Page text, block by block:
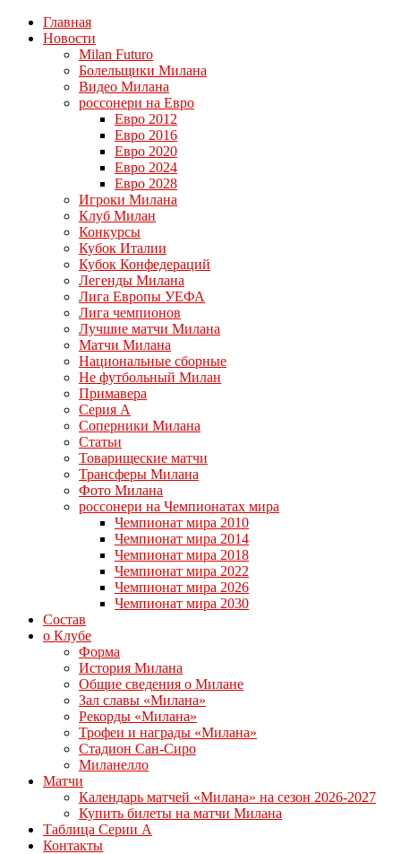
Главная
Новости
Milan Futuro
Болельщики Милана
Видео Милана
россонери на Евро
Евро 2012
Евро 2016
Евро 2020
Евро 2024
Евро 2028
Игроки Милана
Клуб Милан
Конкурсы
Кубок Италии
Кубок Конфедераций
Легенды Милана
Лига Европы УЕФА
Лига чемпионов
Лучшие матчи Милана
Матчи Милана
Национальные сборные
Не футбольный Милан
Примавера
Серия А
Соперники Милана
Статьи
Товарищеские матчи
Трансферы Милана
Фото Милана
россонери на Чемпионатах мира
Чемпионат мира 2010
Чемпионат мира 2014
Чемпионат мира 2018
Чемпионат мира 2022
Чемпионат мира 2026
Чемпионат мира 2030
Состав
о Клубе
Форма
История Милана
Общие сведения о Милане
Зал славы «Милана»
Рекорды «Милана»
Трофеи и награды «Милана»
Стадион Сан-Сиро
Миланелло
Матчи
Календарь матчей «Милана» на сезон 2026-2027
Купить билеты на матчи Милана
Таблица Серии А
Контакты